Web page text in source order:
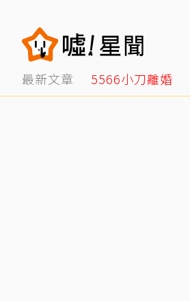
最新文章 5566小刀離婚